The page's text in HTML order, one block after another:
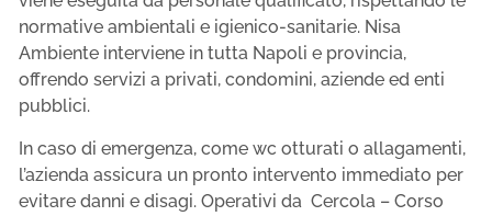
normative ambientali e igienico-sanitarie. Nisa
Ambiente interviene in tutta Napoli e provincia,
offrendo servizi a privati, condomini, aziende ed enti
pubblici.
In caso di emergenza, come wc otturati o allagamenti,
l’azienda assicura un pronto intervento immediato per
evitare danni e disagi. Operativi da Cercola – Corso